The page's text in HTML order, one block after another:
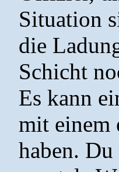
Situation
die
Schicht
Es kann
mit einem
haben.